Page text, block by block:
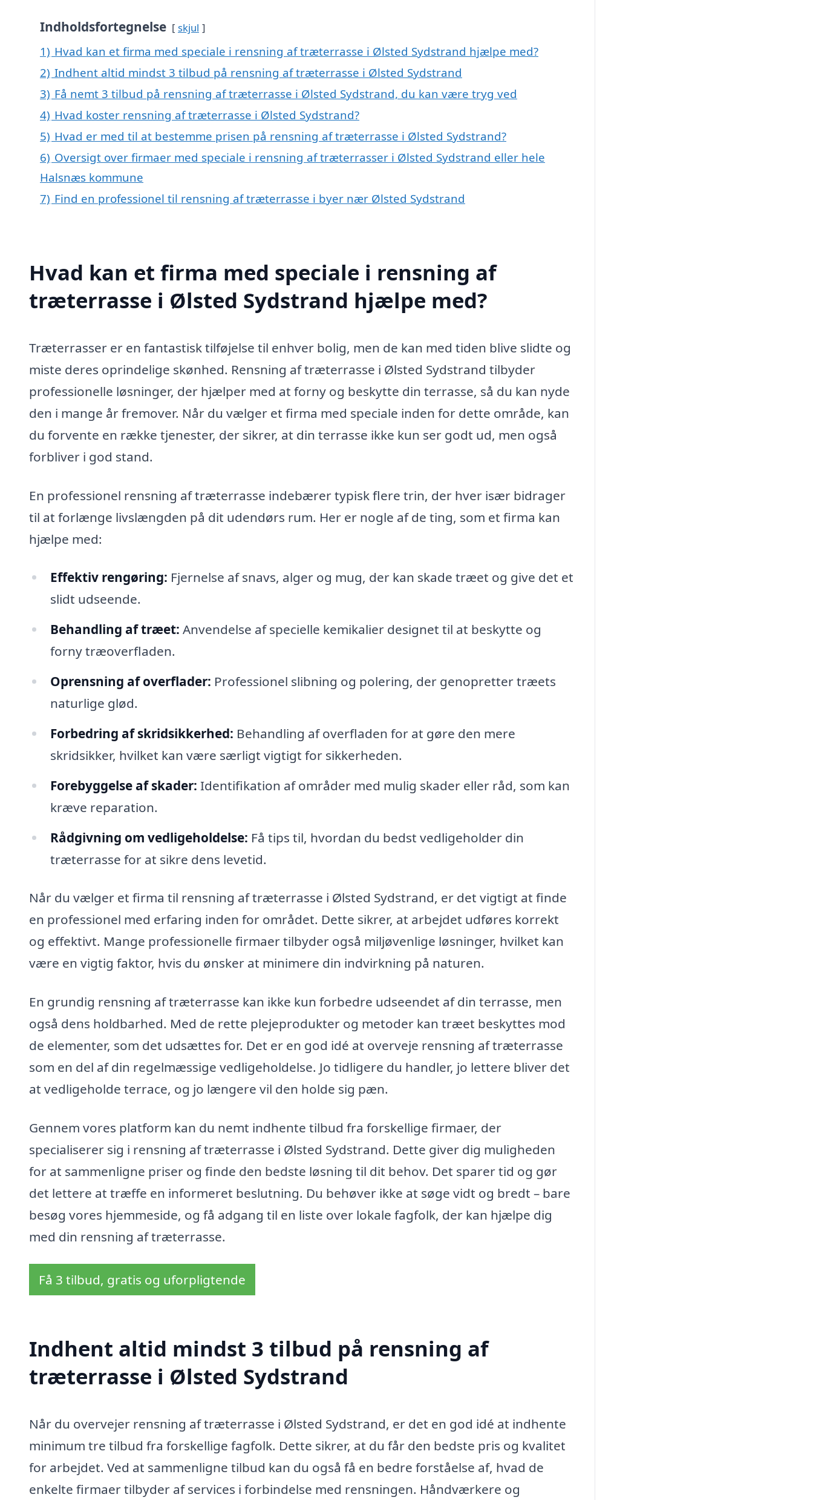
Indholdsfortegnelse skjul
1) Hvad kan et firma med speciale i rensning af træterrasse i Ølsted Sydstrand hjælpe med?
2) Indhent altid mindst 3 tilbud på rensning af træterrasse i Ølsted Sydstrand
3) Få nemt 3 tilbud på rensning af træterrasse i Ølsted Sydstrand, du kan være tryg ved
4) Hvad koster rensning af træterrasse i Ølsted Sydstrand?
5) Hvad er med til at bestemme prisen på rensning af træterrasse i Ølsted Sydstrand?
6) Oversigt over firmaer med speciale i rensning af træterrasser i Ølsted Sydstrand eller hele
Halsnæs kommune
7) Find en professionel til rensning af træterrasse i byer nær Ølsted Sydstrand
Hvad kan et firma med speciale i rensning af
træterrasse i Ølsted Sydstrand hjælpe med?
Træterrasser er en fantastisk tilføjelse til enhver bolig, men de kan med tiden blive slidte og
miste deres oprindelige skønhed. Rensning af træterrasse i Ølsted Sydstrand tilbyder
professionelle løsninger, der hjælper med at forny og beskytte din terrasse, så du kan nyde
den i mange år fremover. Når du vælger et firma med speciale inden for dette område, kan
du forvente en række tjenester, der sikrer, at din terrasse ikke kun ser godt ud, men også
forbliver i god stand.
En professionel rensning af træterrasse indebærer typisk flere trin, der hver især bidrager
til at forlænge livslængden på dit udendørs rum. Her er nogle af de ting, som et firma kan
hjælpe med:
Effektiv rengøring: Fjernelse af snavs, alger og mug, der kan skade træet og give det et
slidt udseende.
Behandling af træet: Anvendelse af specielle kemikalier designet til at beskytte og
forny træoverfladen.
Oprensning af overflader: Professionel slibning og polering, der genopretter træets
naturlige glød.
Forbedring af skridsikkerhed: Behandling af overfladen for at gøre den mere
skridsikker, hvilket kan være særligt vigtigt for sikkerheden.
Forebyggelse af skader: Identifikation af områder med mulig skader eller råd, som kan
kræve reparation.
Rådgivning om vedligeholdelse: Få tips til, hvordan du bedst vedligeholder din
træterrasse for at sikre dens levetid.
Når du vælger et firma til rensning af træterrasse i Ølsted Sydstrand, er det vigtigt at finde
en professionel med erfaring inden for området. Dette sikrer, at arbejdet udføres korrekt
og effektivt. Mange professionelle firmaer tilbyder også miljøvenlige løsninger, hvilket kan
være en vigtig faktor, hvis du ønsker at minimere din indvirkning på naturen.
En grundig rensning af træterrasse kan ikke kun forbedre udseendet af din terrasse, men
også dens holdbarhed. Med de rette plejeprodukter og metoder kan træet beskyttes mod
de elementer, som det udsættes for. Det er en god idé at overveje rensning af træterrasse
som en del af din regelmæssige vedligeholdelse. Jo tidligere du handler, jo lettere bliver det
at vedligeholde terrace, og jo længere vil den holde sig pæn.
Gennem vores platform kan du nemt indhente tilbud fra forskellige firmaer, der
specialiserer sig i rensning af træterrasse i Ølsted Sydstrand. Dette giver dig muligheden
for at sammenligne priser og finde den bedste løsning til dit behov. Det sparer tid og gør
det lettere at træffe en informeret beslutning. Du behøver ikke at søge vidt og bredt – bare
besøg vores hjemmeside, og få adgang til en liste over lokale fagfolk, der kan hjælpe dig
med din rensning af træterrasse.
Få 3 tilbud, gratis og uforpligtende
Indhent altid mindst 3 tilbud på rensning af
træterrasse i Ølsted Sydstrand
Når du overvejer rensning af træterrasse i Ølsted Sydstrand, er det en god idé at indhente
minimum tre tilbud fra forskellige fagfolk. Dette sikrer, at du får den bedste pris og kvalitet
for arbejdet. Ved at sammenligne tilbud kan du også få en bedre forståelse af, hvad de
enkelte firmaer tilbyder af services i forbindelse med rensningen. Håndværkere og